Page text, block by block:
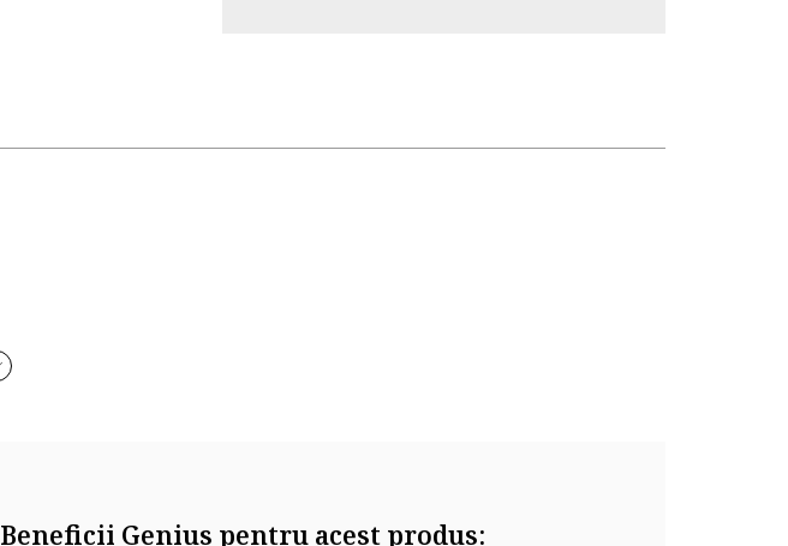
Beneficii Genius pentru acest produs: